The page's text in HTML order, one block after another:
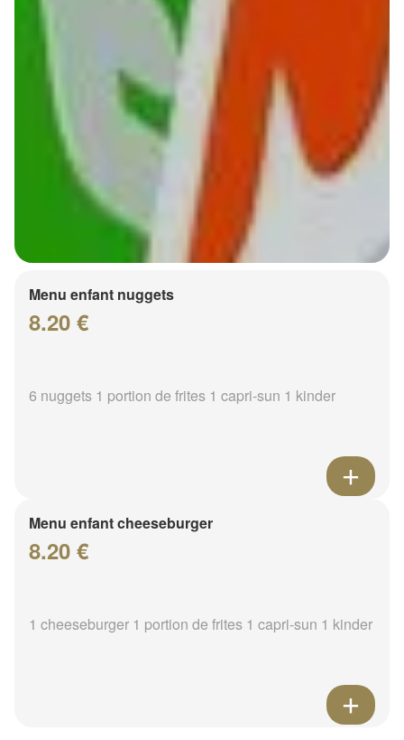
Menu enfant nuggets
8.20 €
6 nuggets 1 portion de frites 1 capri-sun 1 kinder
Menu enfant cheeseburger
8.20 €
1 cheeseburger 1 portion de frites 1 capri-sun 1 kinder